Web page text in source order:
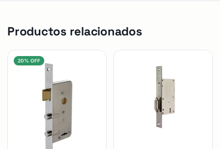
Productos relacionados
20% OFF